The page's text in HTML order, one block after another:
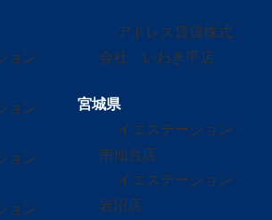
ョン
ョン
ョン
ョン
アドレス賃貸株式
会社 いわき平店
宮城県
イエステーション
南仙台店
イエステーション
岩沼店